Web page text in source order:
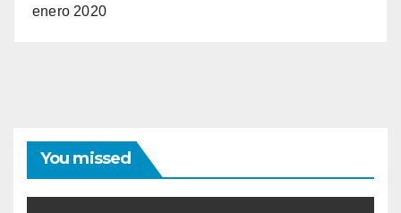
enero 2020
You missed